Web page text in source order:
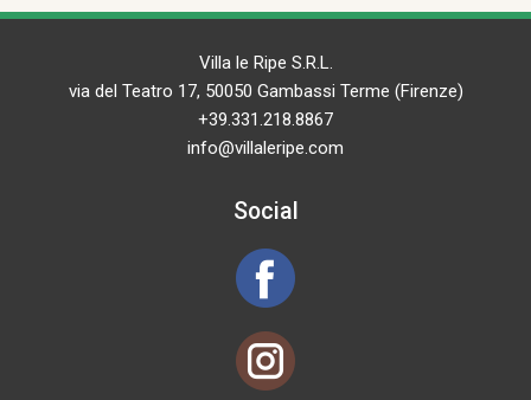
Villa le Ripe S.R.L.
via del Teatro 17, 50050 Gambassi Terme (Firenze)
+39.331.218.8867
info@villaleripe.com
Social